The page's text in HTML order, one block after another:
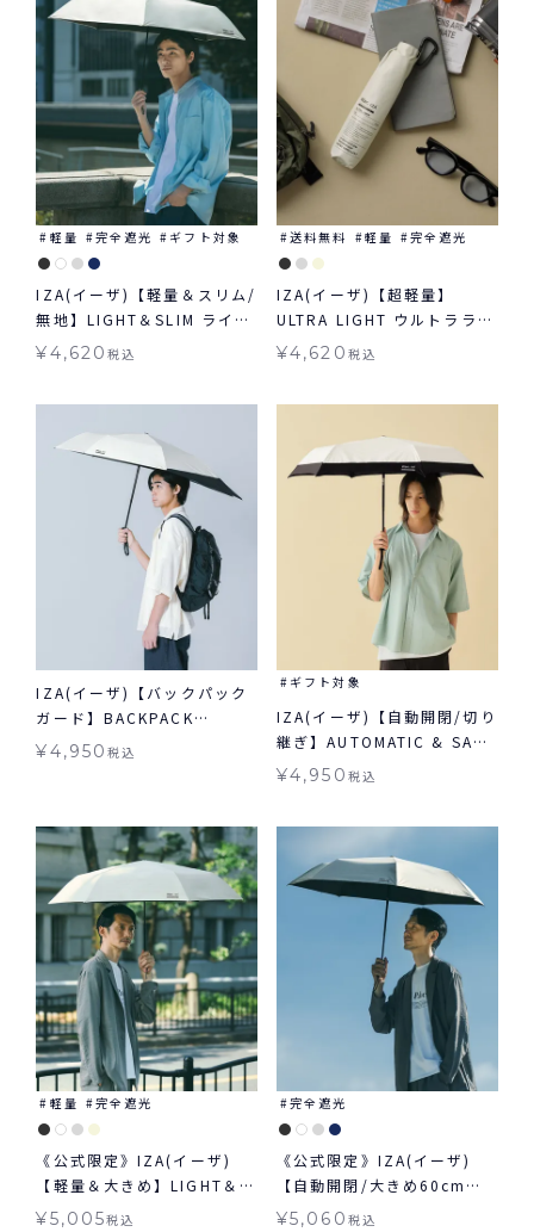
軽量 完全遮光 ギフト対象
IZA(イーザ)【軽量＆スリム/
無地】LIGHT＆SLIM ライト
＆スリム 軽量 日傘 折りたた
¥4,620税込
送料無料 軽量 完全遮光
IZA(イーザ)【超軽量】
ULTRA LIGHT ウルトラライ
ト 軽量 日傘 折りたたみ ギ
¥4,620 税込
IZA(イーザ)【バックパック
ガード】BACKPACK
GUARD 日傘 折りたたみ ギ
¥4,950税込
ギフト対象
IZA(イーザ)【自動開閉/切り
継ぎ】AUTOMATIC & SAFE
オートマティック＆セーフ
¥4,950 税込
軽量 完全遮光
《公式限定》IZA(イーザ)
【軽量＆大きめ】LIGHT＆
LARGE ライト&ラージ 日傘
¥5,005税込
完全遮光
《公式限定》IZA(イーザ)
【自動開閉/大きめ60cm】
AUTOMATIC & SAFE 60cm
¥5,060 税込